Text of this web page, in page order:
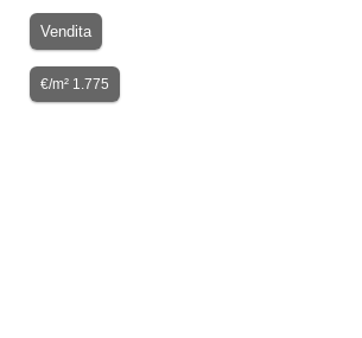
Vendita
€/m² 1.775